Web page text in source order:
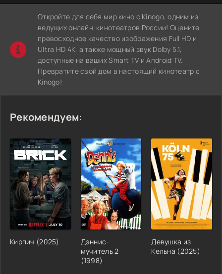
Откройте для себя мир кино с Kinogo, одним из
ведущих онлайн-кинотеатров России! Оцените
превосходное качество изображения Full HD и
Ultra HD 4K, а также мощный звук Dolby 5.1,
доступные на ваших Smart TV и Android TV.
Превратите свой дом в настоящий кинотеатр с
Kinogo!
Рекомендуем:
Кирпич (2025)
Дэннис-
мучитель 2
(1998)
Девушка из
Кельна (2025)